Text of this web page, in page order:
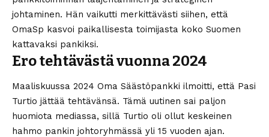
johtaminen. Hän vaikutti merkittävästi siihen, että
OmaSp kasvoi paikallisesta toimijasta koko Suomen
kattavaksi pankiksi.
Ero tehtävästä vuonna 2024
Maaliskuussa 2024 Oma Säästöpankki ilmoitti, että Pasi
Turtio jättää tehtävänsä. Tämä uutinen sai paljon
huomiota mediassa, sillä Turtio oli ollut keskeinen
hahmo pankin johtoryhmässä yli 15 vuoden ajan.